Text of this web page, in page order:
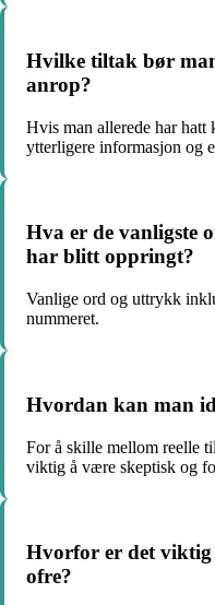
Hvilke tiltak bør
anrop?
Hvis man allerede har hatt
ytterligere informasjon og
Hva er de vanligste
har blitt oppringt?
Vanlige ord og uttrykk
nummeret.
Hvordan kan man
For å skille mellom reelle
viktig å være skeptisk og
Hvorfor er det viktig
ofre?